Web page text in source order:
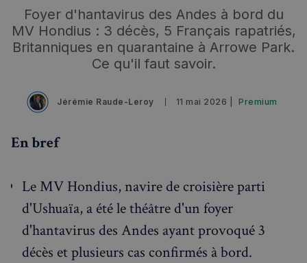
Visites guidées
Événements à venir
Foyer d'hantavirus des Andes à bord du
MV Hondius : 3 décès, 5 Français rapatriés,
Britanniques en quarantaine à Arrowe Park.
Ce qu'il faut savoir.
Jérémie Raude-Leroy 11 mai 2026 | Premium
En bref
Le MV Hondius, navire de croisière parti
d'Ushuaïa, a été le théâtre d'un foyer
d'hantavirus des Andes ayant provoqué 3
décès et plusieurs cas confirmés à bord.